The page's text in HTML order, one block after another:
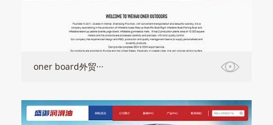
oner board外贸···